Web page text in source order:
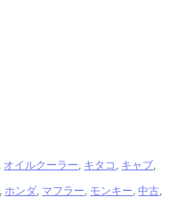
オイルクーラー キタコ キャブ
ホンダ マフラー モンキー ,中古